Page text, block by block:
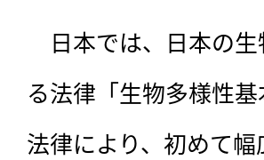
日本では、日本の
る法律「生物多様性
法律により、初めて